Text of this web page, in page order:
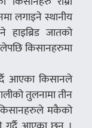
लगाइने स्थानीय
जातको
किसानहरुमा
आएका किसानले
तुलनामा तीन
मकैको